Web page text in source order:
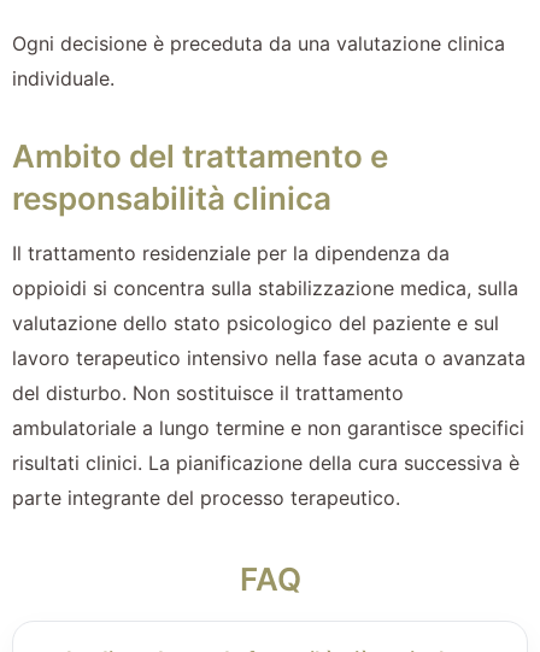
Ogni decisione è preceduta da una valutazione clinica
individuale.
Ambito del trattamento e
responsabilità clinica
Il trattamento residenziale per la dipendenza da
oppioidi si concentra sulla stabilizzazione medica, sulla
valutazione dello stato psicologico del paziente e sul
lavoro terapeutico intensivo nella fase acuta o avanzata
del disturbo. Non sostituisce il trattamento
ambulatoriale a lungo termine e non garantisce specifici
risultati clinici. La pianificazione della cura successiva è
parte integrante del processo terapeutico.
FAQ